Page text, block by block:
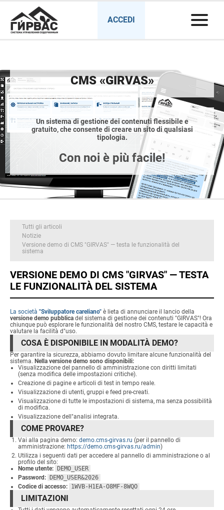
ACCEDI
CMS «GIRVAS»
Un sistema di gestione dei contenuti flessibile e
gratuito, che consente di creare un sito di qualsiasi
tipologia.
Con noi è più facile!
Tutti gli articoli
Notizie
Versione demo di CMS "GIRVAS" — testa le funzionalità del
sistema
VERSIONE DEMO DI CMS "GIRVAS" — TESTA
LE FUNZIONALITÀ DEL SISTEMA
La società "Sviluppatore careliano" è lieta di annunciare il lancio della
versione demo pubblica del sistema di gestione dei contenuti "GIRVAS"! Ora
chiunque può esplorare le funzionalità del nostro CMS, testare le capacità e
valutare la facilità d"uso.
COSA È DISPONIBILE IN MODALITÀ DEMO?
Per garantire la sicurezza, abbiamo dovuto limitare alcune funzionalità del
sistema. Nella versione demo sono disponibili:
Visualizzazione del pannello di amministrazione con diritti limitati
(senza modifica delle impostazioni critiche).
Creazione di pagine e articoli di test in tempo reale.
Visualizzazione di utenti, gruppi e feed pre-creati.
Visualizzazione di tutte le impostazioni di sistema, ma senza possibilità
di modifica.
Visualizzazione dell"analisi integrata.
COME PROVARE?
Vai alla pagina demo: demo.cms-girvas.ru (per il pannello di
amministrazione: https://demo.cms-girvas.ru/admin)
Utilizza i seguenti dati per accedere al pannello di amministrazione o al
profilo del sito:
Nome utente:
DEMO_USER
Password:
DEMO_USER&2026
Codice di accesso: 1WVB-H1EA-O8MF-8WQO
LIMITAZIONI